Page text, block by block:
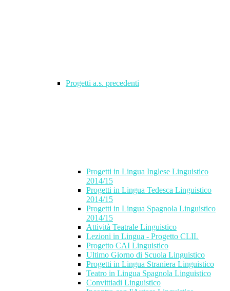
Progetti a.s. precedenti
Progetti in Lingua Inglese Linguistico
2014/15
Progetti in Lingua Tedesca Linguistico
2014/15
Progetti in Lingua Spagnola Linguistico
2014/15
Attività Teatrale Linguistico
Lezioni in Lingua - Progetto CLIL
Progetto CAI Linguistico
Ultimo Giorno di Scuola Linguistico
Progetti in Lingua Straniera Linguistico
Teatro in Lingua Spagnola Linguistico
Convittiadi Linguistico